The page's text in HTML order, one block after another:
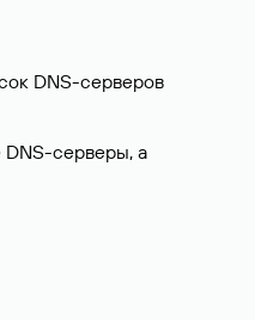
DNS-серверов
DNS-серверы, а